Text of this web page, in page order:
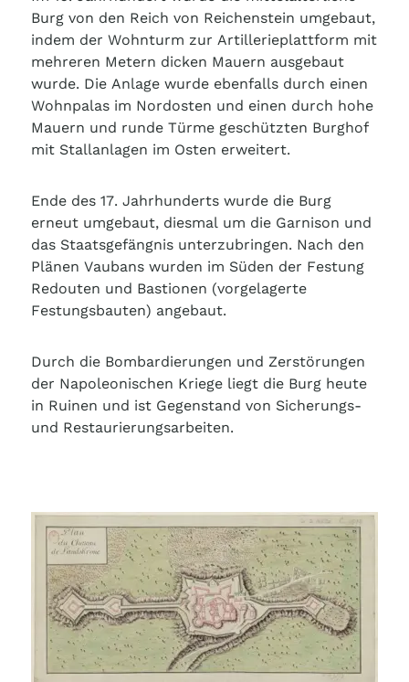
Burg von den Reich von Reichenstein umgebaut,
indem der Wohnturm zur Artillerieplattform mit
mehreren Metern dicken Mauern ausgebaut
wurde. Die Anlage wurde ebenfalls durch einen
Wohnpalas im Nordosten und einen durch hohe
Mauern und runde Türme geschützten Burghof
mit Stallanlagen im Osten erweitert.
Ende des 17. Jahrhunderts wurde die Burg
erneut umgebaut, diesmal um die Garnison und
das Staatsgefängnis unterzubringen. Nach den
Plänen Vaubans wurden im Süden der Festung
Redouten und Bastionen (vorgelagerte
Festungsbauten) angebaut.
Durch die Bombardierungen und Zerstörungen
der Napoleonischen Kriege liegt die Burg heute
in Ruinen und ist Gegenstand von Sicherungs-
und Restaurierungsarbeiten.